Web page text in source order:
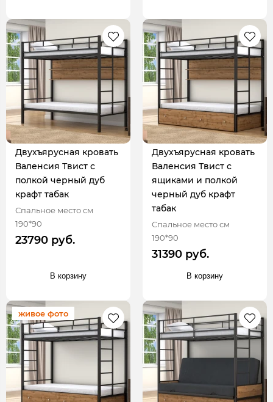
Двухъярусная кровать
Валенсия Твист с
полкой черный дуб
крафт табак
Спальное место см
190*90
23790 руб.
В корзину
Двухъярусная кровать
Валенсия Твист с
ящиками и полкой
черный дуб крафт
табак
Спальное место см
190*90
31390 руб.
В корзину
живое фото